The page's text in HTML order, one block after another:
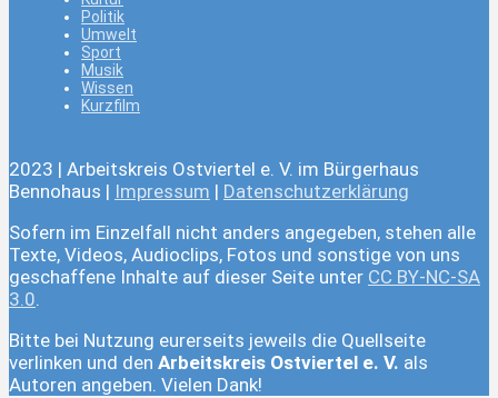
Politik
Umwelt
Sport
Musik
Wissen
Kurzfilm
2023 | Arbeitskreis Ostviertel e. V. im Bürgerhaus
Bennohaus | Impressum | Datenschutzerklärung
Sofern im Einzelfall nicht anders angegeben, stehen alle
Texte, Videos, Audioclips, Fotos und sonstige von uns
geschaffene Inhalte auf dieser Seite unter CC BY-NC-SA
3.0.
Bitte bei Nutzung eurerseits jeweils die Quellseite
verlinken und den Arbeitskreis Ostviertel e. V. als
Autoren angeben. Vielen Dank!